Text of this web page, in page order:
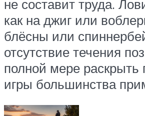
не составит труда.
как на джиг или
блёсны или
отсутствие течения
полной мере раскрыть
игры большинства